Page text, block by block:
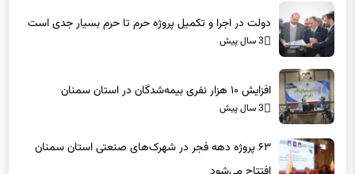
3 سال پیش
3 سال پیش
افتتاح می‌شود
3 سال پیش